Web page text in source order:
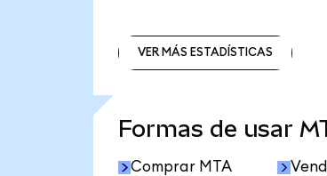
VER MÁS ESTADÍSTICAS
Formas de usar
Comprar MTA